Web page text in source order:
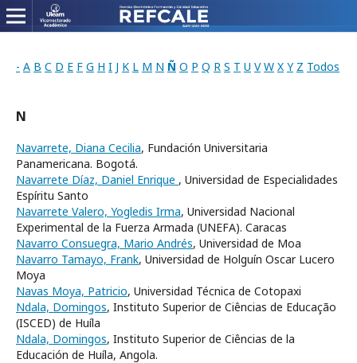
- A B C D E F G H I J K L M N Ñ O P Q R S T U V W X Y Z Todos
N
Navarrete, Diana Cecilia, Fundación Universitaria
Panamericana. Bogotá.
Navarrete Díaz, Daniel Enrique , Universidad de Especialidades
Espíritu Santo
Navarrete Valero, Yogledis Irma, Universidad Nacional
Experimental de la Fuerza Armada (UNEFA). Caracas
Navarro Consuegra, Mario Andrés, Universidad de Moa
Navarro Tamayo, Frank, Universidad de Holguín Oscar Lucero
Moya
Navas Moya, Patricio, Universidad Técnica de Cotopaxi
Ndala, Domingos, Instituto Superior de Ciências de Educação
(ISCED) de Huíla
Ndala, Domingos, Instituto Superior de Ciências de la
Educación de Huíla, Angola.